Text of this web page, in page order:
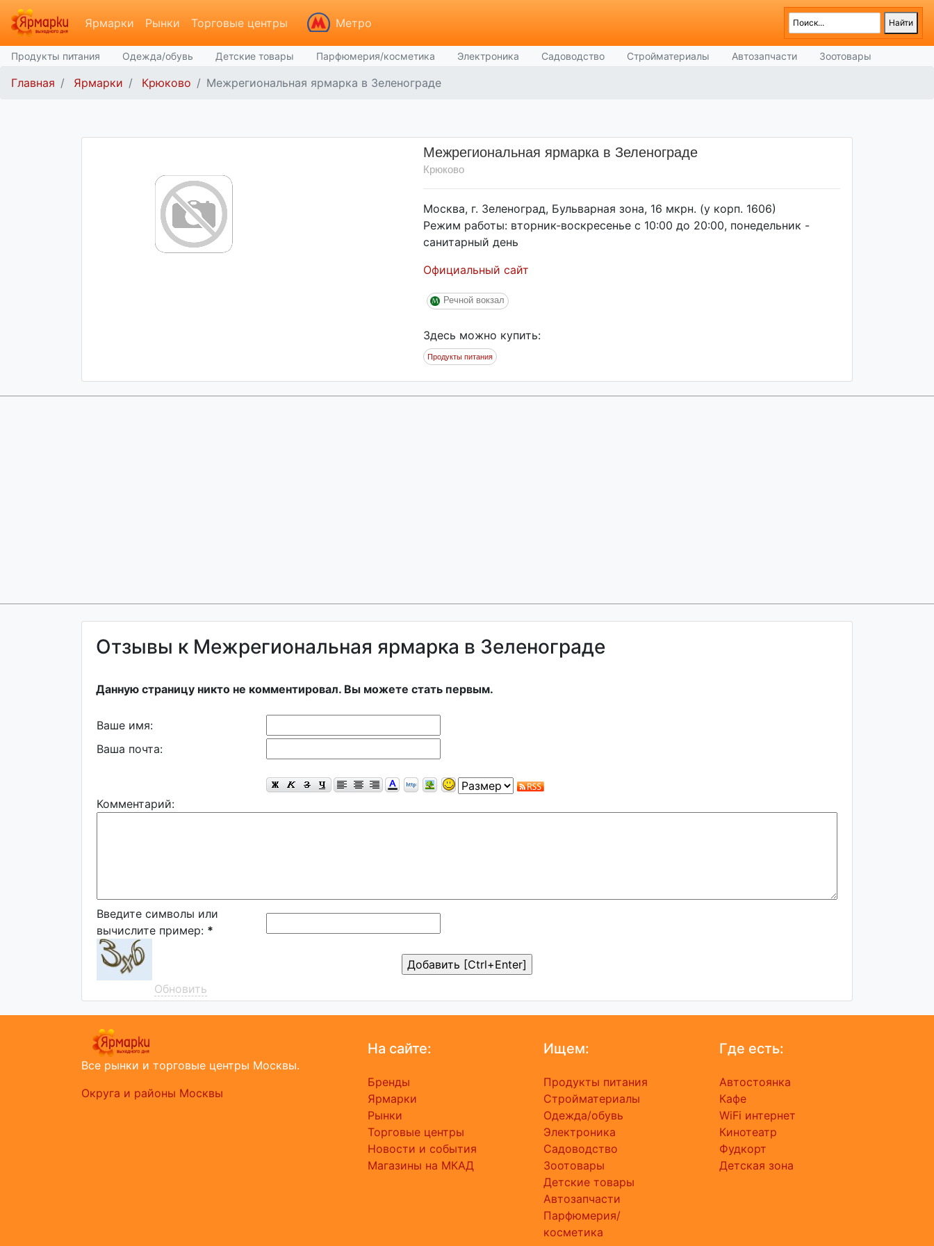
Ярмарки Рынки Торговые центры Метро
Продукты питания Одежда/обувь Детские товары Парфюмерия/косметика Электроника Садоводство Стройматериалы Автозапчасти Зоотовары
Главная Ярмарки Крюково Межрегиональная ярмарка в Зеленограде
Межрегиональная ярмарка в Зеленограде
Крюково
Москва, г. Зеленоград, Бульварная зона, 16 мкрн. (у корп. 1606)
Режим работы: вторник-воскресенье с 10:00 до 20:00, понедельник -
санитарный день
Официальный сайт
Речной вокзал
Здесь можно купить:
Продукты питания
Отзывы к Межрегиональная ярмарка в Зеленограде
Данную страницу никто не комментировал. Вы можете стать первым.
Ваше имя:
Ваша почта:
Комментарий:
Введите символы или
вычислите пример: *
Обновить
Все рынки и торговые центры Москвы.
Округа и районы Москвы
На сайте:
Бренды
Ярмарки
Рынки
Торговые центры
Новости и события
Магазины на МКАД
Ищем:
Продукты питания
Стройматериалы
Одежда/обувь
Электроника
Садоводство
Зоотовары
Детские товары
Автозапчасти
Парфюмерия/
косметика
Где есть:
Автостоянка
Кафе
WiFi интернет
Кинотеатр
Фудкорт
Детская зона